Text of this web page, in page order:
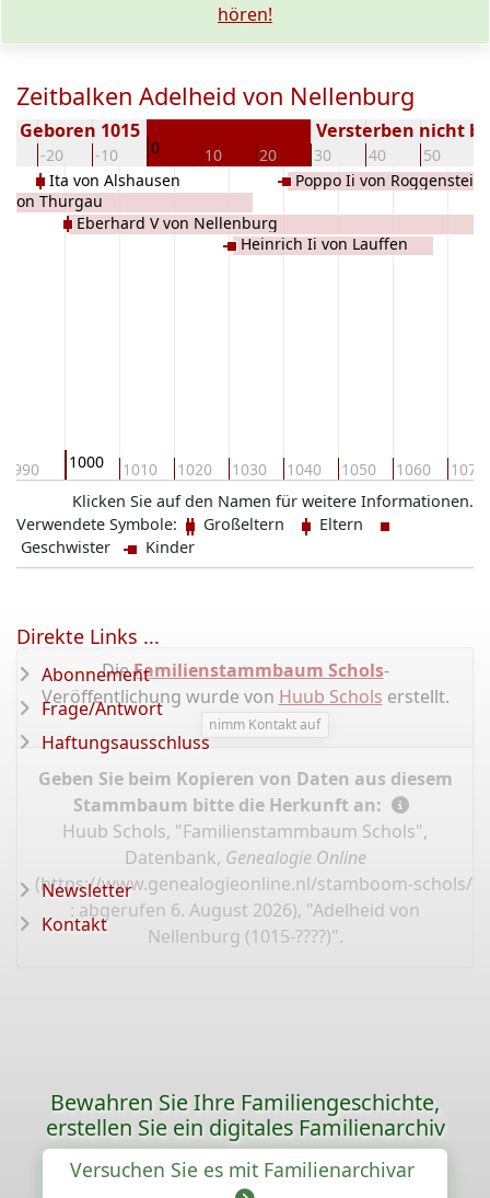
hören!
Zeitbalken Adelheid von Nellenburg
-20 -10 0 10 20 30 40 50
Geboren 1015 Versterben nicht
990 1000 1010 1020 1030 1040 1050 1060 1070
von Thurgau
Ita von Alshausen
Eberhard V von Nellenburg
Heinrich Ii von Lauffen
Poppo Ii von
Klicken Sie auf den Namen für weitere Informationen.
Verwendete Symbole:
Großeltern
Eltern
Geschwister
Kinder
DieFamilienstammbaum Schols-
Veröffentlichung wurde von Huub Schols erstellt.
nimm Kontakt auf
Geben Sie beim Kopieren von Daten aus diesem
Stammbaum bitte die Herkunft an:
Huub Schols, "Familienstammbaum Schols",
Datenbank, Genealogie Online
(https://www.genealogieonline.nl/stamboom-schols/
: abgerufen 6. August 2026), "Adelheid von
Nellenburg (1015-????)".
Direkte Links ...
Abonnement
Frage/Antwort
Haftungsausschluss
Newsletter
Kontakt
Bewahren Sie Ihre Familiengeschichte,
erstellen Sie ein digitales Familienarchiv
Versuchen Sie es mit Familienarchivar